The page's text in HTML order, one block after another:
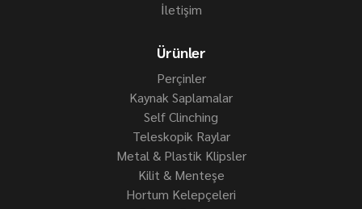
İletişim
Ürünler
Perçinler
Kaynak Saplamalar
Self Clinching
Teleskopik Raylar
Metal & Plastik Klipsler
Kilit & Menteşe
Hortum Kelepçeleri